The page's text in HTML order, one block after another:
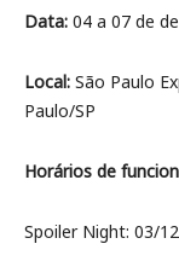
Data: 04 a 07 de
Local: São Paulo
Paulo/SP
Horários de
Spoiler Night: 03/